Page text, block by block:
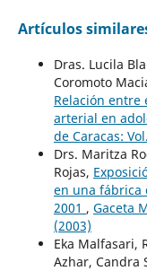
Artículos
Dras. Lucila
Coromoto
Relación entre
arterial en
de Caracas:
Drs. Maritza
Rojas,
en una fábrica
2001 , Gaceta
(2003)
Eka Malfasari,
Azhar, Candra